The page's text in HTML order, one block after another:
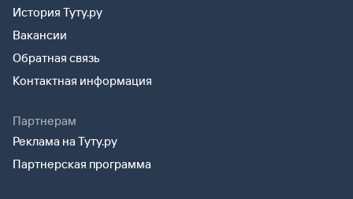
История Туту.ру
Вакансии
Обратная связь
Контактная информация
Партнерам
Реклама на Туту.ру
Партнерская программа